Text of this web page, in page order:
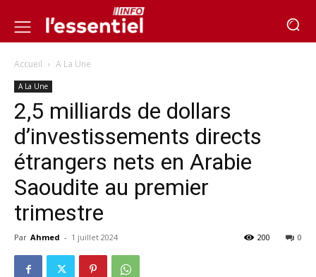
Accueil A La Une
A La Une
2,5 milliards de dollars
d’investissements directs
étrangers nets en Arabie
Saoudite au premier
trimestre
Par Ahmed - 1 juillet 2024 0
200